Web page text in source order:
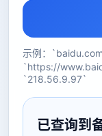
示例：
`https://
`218.56.9.97`
已查询到